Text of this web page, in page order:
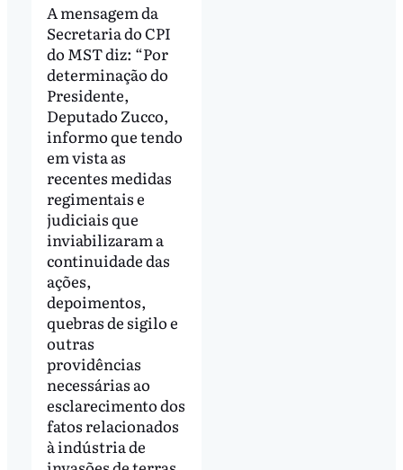
A mensagem da
Secretaria do CPI
do MST diz: “Por
determinação do
Presidente,
Deputado Zucco,
informo que tendo
em vista as
recentes medidas
regimentais e
judiciais que
inviabilizaram a
continuidade das
ações,
depoimentos,
quebras de sigilo e
outras
providências
necessárias ao
esclarecimento dos
fatos relacionados
à indústria de